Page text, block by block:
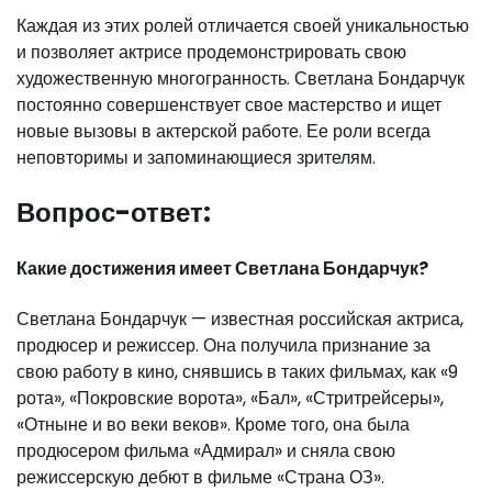
Каждая из этих ролей отличается своей уникальностью
и позволяет актрисе продемонстрировать свою
художественную многогранность. Светлана Бондарчук
постоянно совершенствует свое мастерство и ищет
новые вызовы в актерской работе. Ее роли всегда
неповторимы и запоминающиеся зрителям.
Вопрос-ответ:
Какие достижения имеет Светлана Бондарчук?
Светлана Бондарчук — известная российская актриса,
продюсер и режиссер. Она получила признание за
свою работу в кино, снявшись в таких фильмах, как «9
рота», «Покровские ворота», «Бал», «Стритрейсеры»,
«Отныне и во веки веков». Кроме того, она была
продюсером фильма «Адмирал» и сняла свою
режиссерскую дебют в фильме «Страна ОЗ».